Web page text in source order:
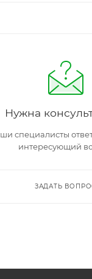
Нужна
специалисты
интересующий
ЗАДАТЬ